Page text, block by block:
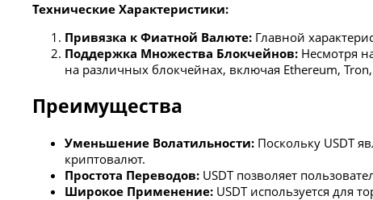
Технические Характеристики:
Привязка к Фиатной Валюте: Главной
Поддержка Множества Блокчейнов: Несмотря
на различных блокчейнах, включая Ethereum, Tron,
Преимущества
Уменьшение Волатильности: Поскольку USDT
криптовалют.
Простота Переводов: USDT позволяет
Широкое Применение: USDT используется для